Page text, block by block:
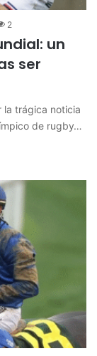
2
un
ser
la trágica noticia
de rugby…